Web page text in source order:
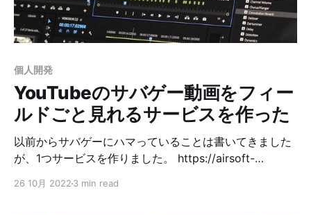
てくれるサービスを作りました。
個人開発
YouTubeのサバゲー動画をフィー
ルドごと見れるサービスを作った
以前からサバゲーにハマっていることは書いてきました
が、1つサービスを作りました。 https://airsoft-
に、よくYouTubeでそのフィールドで撮影されたサバゲ
26 10月 2022 3 min read